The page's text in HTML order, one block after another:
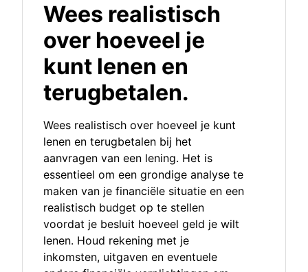
Wees realistisch
over hoeveel je
kunt lenen en
terugbetalen.
Wees realistisch over hoeveel je kunt
lenen en terugbetalen bij het
aanvragen van een lening. Het is
essentieel om een grondige analyse te
maken van je financiële situatie en een
realistisch budget op te stellen
voordat je besluit hoeveel geld je wilt
lenen. Houd rekening met je
inkomsten, uitgaven en eventuele